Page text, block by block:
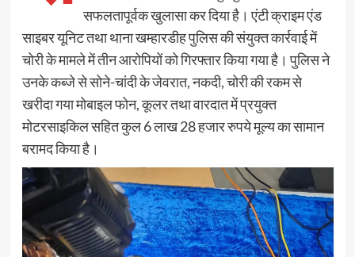
सफलतापूर्वक खुलासा कर दिया है। एंटी क्राइम एंड
साइबर यूनिट तथा थाना खम्हारडीह पुलिस की संयुक्त कार्रवाई में
चोरी के मामले में तीन आरोपियों को गिरफ्तार किया गया है। पुलिस ने
उनके कब्जे से सोने-चांदी के जेवरात, नकदी, चोरी की रकम से
खरीदा गया मोबाइल फोन, कूलर तथा वारदात में प्रयुक्त
मोटरसाइकिल सहित कुल 6 लाख 28 हजार रुपये मूल्य का सामान
बरामद किया है।